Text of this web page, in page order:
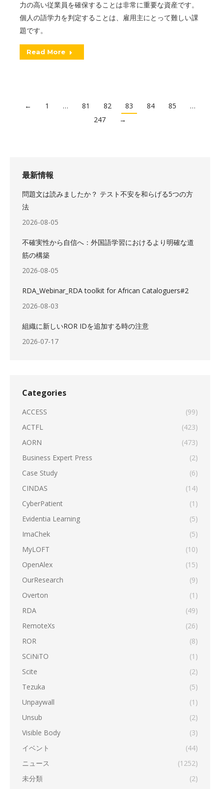
力の高い従業員を確保することは非常に重要な資産です。
個人の語学力を判定することは、雇用主にとって難しい課
題です。
Read More
← 1 … 81 82 83 84 85
…
247
→
最新情報
問題文は読みましたか？ テスト不安を和らげる5つの方
法
2026-08-05
不確実性から自信へ：外国語学習におけるより明確な道
筋の構築
2026-08-05
RDA_Webinar_RDA toolkit for African Cataloguers#2
2026-08-03
組織に新しいROR IDを追加する時の注意
2026-07-17
Categories
ACCESS
(99)
ACTFL
(423)
AORN
(473)
Business Expert Press
(2)
Case Study
(6)
CINDAS
(14)
CyberPatient
(1)
Evidentia Learning
(5)
ImaChek
(5)
MyLOFT
(10)
OpenAlex
(15)
OurResearch
(9)
Overton
(1)
RDA
(49)
RemoteXs
(26)
ROR
(8)
SCiNiTO
(1)
Scite
(2)
Tezuka
(5)
Unpaywall
(1)
Unsub
(2)
Visible Body
(3)
イベント
(44)
ニュース
(1252)
未分類
(2)